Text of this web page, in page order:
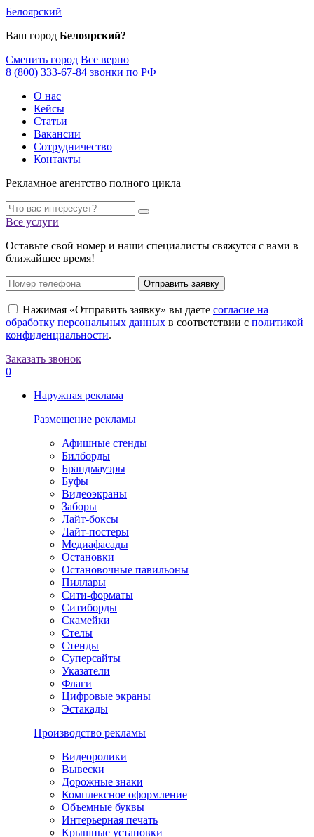
Белоярский
Ваш город Белоярский?
Сменить город Все верно
8 (800) 333-67-84 звонки по РФ
О нас
Кейсы
Статьи
Вакансии
Сотрудничество
Контакты
Рекламное агентство полного цикла
Все услуги
Оставьте свой номер и наши специалисты свяжутся с вами в
ближайшее время!
Отправить заявку
Нажимая «Отправить заявку» вы даете согласие на
обработку персональных данных в соответствии с политикой
конфиденциальности.
Заказать звонок
0
Наружная реклама
Размещение рекламы
Афишные стенды
Билборды
Брандмауэры
Буфы
Видеоэкраны
Заборы
Лайт-боксы
Лайт-постеры
Медиафасады
Остановки
Остановочные павильоны
Пиллары
Сити-форматы
Ситиборды
Скамейки
Стелы
Стенды
Суперсайты
Указатели
Флаги
Цифровые экраны
Эстакады
Производство рекламы
Видеоролики
Вывески
Дорожные знаки
Комплексное оформление
Объемные буквы
Интерьерная печать
Крышные установки